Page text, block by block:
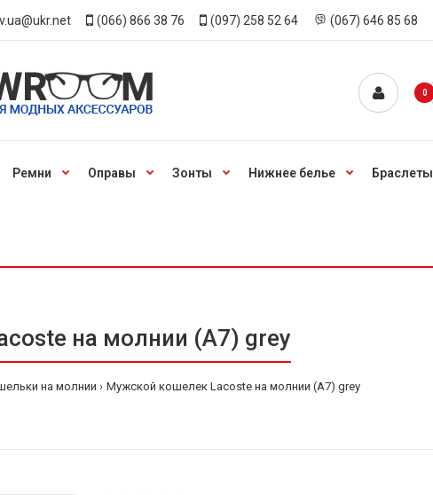
(066) 866 38 76 (097) 258 52 64 (067) 646 85 68
0
Ремни Оправы Зонты Нижнее белье Браслеты
на молнии (А7) grey
на молнии Мужской кошелек Lacoste на молнии (А7) grey